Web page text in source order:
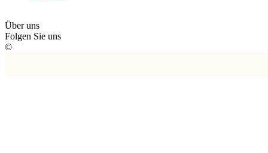
Über uns
Folgen Sie uns
©